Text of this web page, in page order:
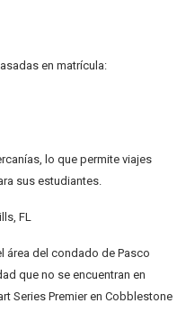
en matrícula:
lo que permite viajes
sus estudiantes.
FL
área del condado de Pasco
que no se encuentran en
Series Premier en Cobblestone